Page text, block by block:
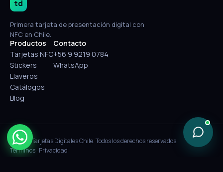
td
Primera tarjeta de presentación digital con
NFC en Chile.
Productos
Tarjetas NFC
Stickers
Llaveros
Catálogos
Blog
Contacto
+56 9 9219 0784
WhatsApp
© 2026 Tarjetas Digitales Chile. Todos los derechos reservados.
Términos· Privacidad